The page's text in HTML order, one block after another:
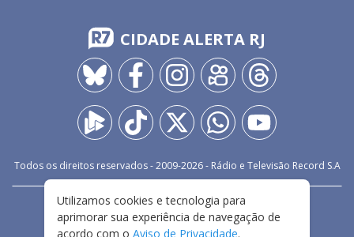
CIDADE ALERTA RJ
Todos os direitos reservados - 2009-2026- Rádio e Televisão Record S.A
FALE CONOSCO
PRIVACIDADE
TERMOS E CONDIÇÕES DE USO
Utilizamos cookies e tecnologia para
aprimorar sua experiência de navegação de
acordo com o Aviso de Privacidade.